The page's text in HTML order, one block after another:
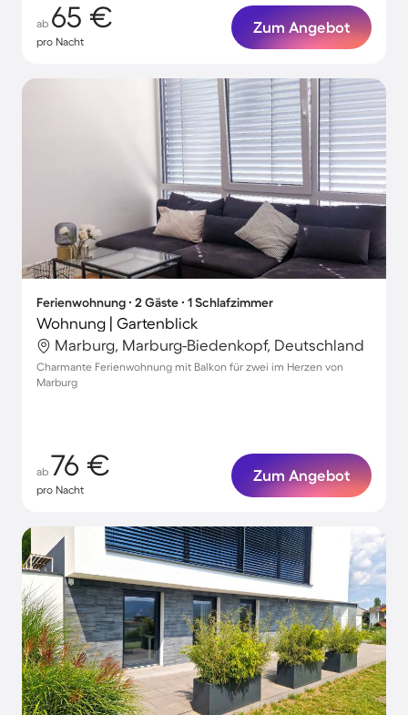
ab 65 €
pro Nacht
Zum Angebot
Ferienwohnung ∙ 2 Gäste ∙ 1 Schlafzimmer
Wohnung | Gartenblick
Marburg, Marburg-Biedenkopf, Deutschland
Charmante Ferienwohnung mit Balkon für zwei im Herzen von
Marburg
ab 76 €
pro Nacht
Zum Angebot